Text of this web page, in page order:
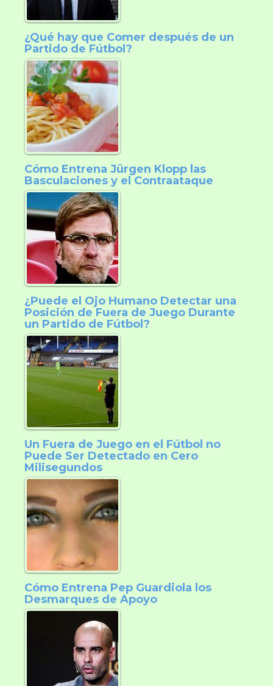
¿Qué hay que Comer después de un
Partido de Fútbol?
Cómo Entrena Jürgen Klopp las
Basculaciones y el Contraataque
¿Puede el Ojo Humano Detectar una
Posición de Fuera de Juego Durante
un Partido de Fútbol?
Un Fuera de Juego en el Fútbol no
Puede Ser Detectado en Cero
Milisegundos
Cómo Entrena Pep Guardiola los
Desmarques de Apoyo